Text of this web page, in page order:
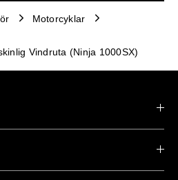
Motorcyklar
Vindruta (Ninja 1000SX)